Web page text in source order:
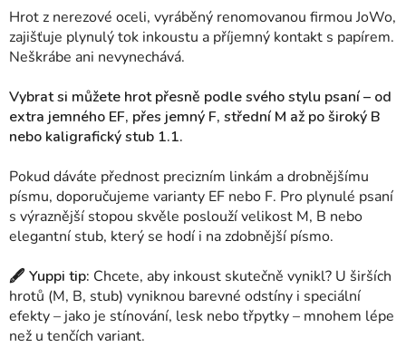
Hrot z nerezové oceli, vyráběný renomovanou firmou JoWo,
zajišťuje plynulý tok inkoustu a příjemný kontakt s papírem.
Neškrábe ani nevynechává.
Vybrat si můžete hrot přesně podle svého stylu psaní – od
extra jemného EF, přes jemný F, střední M až po široký B
nebo kaligrafický stub 1.1.
Pokud dáváte přednost precizním linkám a drobnějšímu
písmu, doporučujeme varianty EF nebo F. Pro plynulé psaní
s výraznější stopou skvěle poslouží velikost M, B nebo
elegantní stub, který se hodí i na zdobnější písmo.
🖋 Yuppi tip: Chcete, aby inkoust skutečně vynikl? U širších
hrotů (M, B, stub) vyniknou barevné odstíny i speciální
efekty – jako je stínování, lesk nebo třpytky – mnohem lépe
než u tenčích variant.